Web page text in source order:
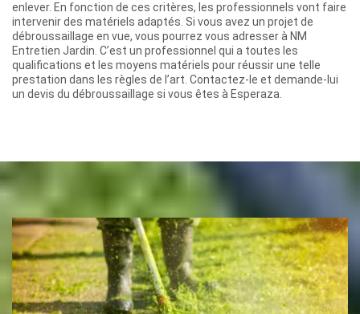
enlever. En fonction de ces critères, les professionnels vont faire
intervenir des matériels adaptés. Si vous avez un projet de
débroussaillage en vue, vous pourrez vous adresser à NM
Entretien Jardin. C’est un professionnel qui a toutes les
qualifications et les moyens matériels pour réussir une telle
prestation dans les règles de l’art. Contactez-le et demande-lui
un devis du débroussaillage si vous êtes à Esperaza.